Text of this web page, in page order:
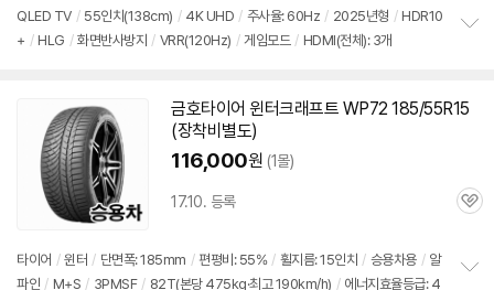
QLED TV / 55인치(138cm) / 4K UHD / 주사율: 60Hz / 2025년형 / HDR10
+ / HLG / 화면반사방지 / VRR(120Hz) / 게임모드 / HDMI(전체): 3개
금호타이어 윈터크래프트 WP72 185/55R15
(장착비별도)
116,000원 (1몰)
17.10. 등록
관
타이어 / 윈터 / 단면폭: 185mm / 편평비: 55% / 휠지름: 15인치 / 승용차용 / 알
파인 / M+S / 3PMSF / 82T(본당 475kg·최고 190km/h) / 에너지효율등급: 4